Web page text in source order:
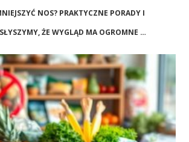
NOS? PRAKTYCZNE PORADY I
ŻE WYGLĄD MA OGROMNE …